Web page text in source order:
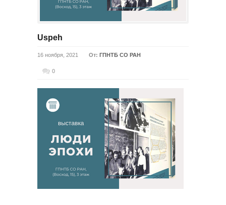
Uspeh
16 ноября, 2021 От: ГПНТБ СО РАН
0